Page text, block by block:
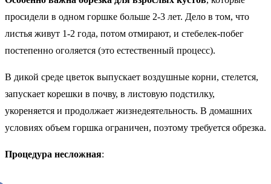
просидели в одном горшке больше 2-3 лет. Дело в том, что
листья живут 1-2 года, потом отмирают, и стебелек-побег
постепенно оголяется (это естественный процесс).
В дикой среде цветок выпускает воздушные корни, стелется,
запускает корешки в почву, в листовую подстилку,
укореняется и продолжает жизнедеятельность. В домашних
условиях объем горшка ограничен, поэтому требуется обрезка.
Процедура несложная: